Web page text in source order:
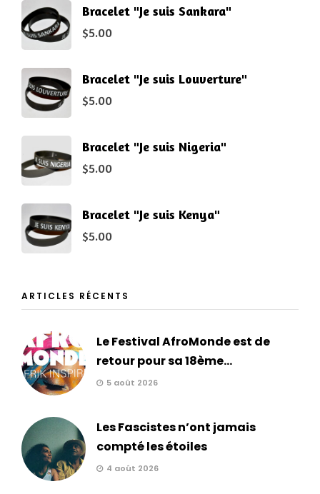
Bracelet "Je suis Sankara"
$5.00
Bracelet "Je suis Louverture"
$5.00
Bracelet "Je suis Nigeria"
$5.00
Bracelet "Je suis Kenya"
$5.00
ARTICLES RÉCENTS
Le Festival AfroMonde est de
retour pour sa 18ème...
5 août 2026
Les Fascistes n’ont jamais
compté les étoiles
4 août 2026